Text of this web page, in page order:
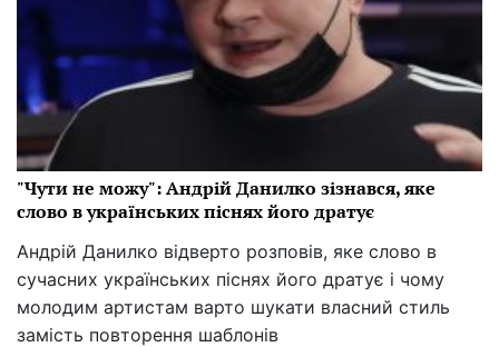
"Чути не можу": Андрій Данилко зізнався, яке
слово в українських піснях його дратує
Андрій Данилко відверто розповів, яке слово в
сучасних українських піснях його дратує і чому
молодим артистам варто шукати власний стиль
замість повторення шаблонів